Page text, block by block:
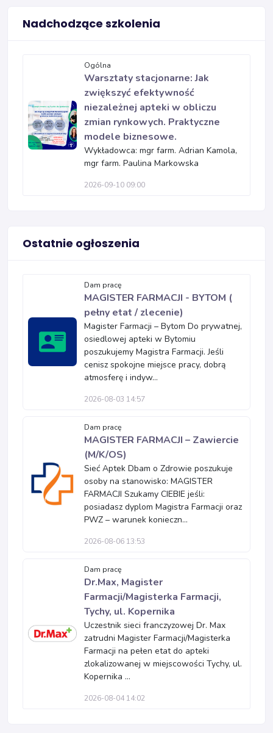
Nadchodzące szkolenia
Ogólna
Warsztaty stacjonarne: Jak
zwiększyć efektywność
niezależnej apteki w obliczu
zmian rynkowych. Praktyczne
modele biznesowe.
Wykładowca: mgr farm. Adrian Kamola,
mgr farm. Paulina Markowska
2026-09-10 09:00
Ostatnie ogłoszenia
Dam pracę
MAGISTER FARMACJI - BYTOM (
pełny etat / zlecenie)
Magister Farmacji – Bytom Do prywatnej,
osiedlowej apteki w Bytomiu
poszukujemy Magistra Farmacji. Jeśli
cenisz spokojne miejsce pracy, dobrą
atmosferę i indyw...
2026-08-03 14:57
Dam pracę
MAGISTER FARMACJI – Zawiercie
(M/K/OS)
Sieć Aptek Dbam o Zdrowie poszukuje
osoby na stanowisko: MAGISTER
FARMACJI Szukamy CIEBIE jeśli:
posiadasz dyplom Magistra Farmacji oraz
PWZ – warunek konieczn...
2026-08-06 13:53
Dam pracę
Dr.Max, Magister
Farmacji/Magisterka Farmacji,
Tychy, ul. Kopernika
Uczestnik sieci franczyzowej Dr. Max
zatrudni Magister Farmacji/Magisterka
Farmacji na pełen etat do apteki
zlokalizowanej w miejscowości Tychy, ul.
Kopernika ...
2026-08-04 14:02